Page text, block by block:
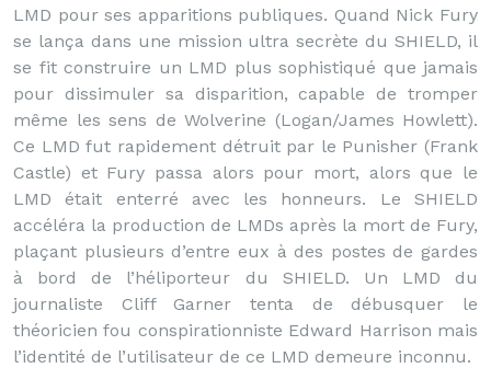
LMD pour ses apparitions publiques. Quand Nick Fury
se lança dans une mission ultra secrète du SHIELD, il
se fit construire un LMD plus sophistiqué que jamais
pour dissimuler sa disparition, capable de tromper
même les sens de Wolverine (Logan/James Howlett).
Ce LMD fut rapidement détruit par le Punisher (Frank
Castle) et Fury passa alors pour mort, alors que le
LMD était enterré avec les honneurs. Le SHIELD
accéléra la production de LMDs après la mort de Fury,
plaçant plusieurs d’entre eux à des postes de gardes
à bord de l’héliporteur du SHIELD. Un LMD du
journaliste Cliff Garner tenta de débusquer le
théoricien fou conspirationniste Edward Harrison mais
l’identité de l’utilisateur de ce LMD demeure inconnu.